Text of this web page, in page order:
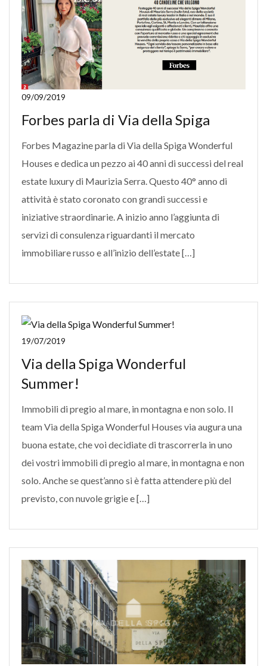
09/09/2019
Forbes parla di Via della Spiga
Forbes Magazine parla di Via della Spiga Wonderful
Houses e dedica un pezzo ai 40 anni di successi del real
estate luxury di Maurizia Serra. Questo 40° anno di
attività è stato coronato con grandi successi e
iniziative straordinarie. A inizio anno l’aggiunta di
servizi di consulenza riguardanti il mercato
immobiliare russo e all’inizio dell’estate […]
19/07/2019
Via della Spiga Wonderful
Summer!
Immobili di pregio al mare, in montagna e non solo. Il
team Via della Spiga Wonderful Houses via augura una
buona estate, che voi decidiate di trascorrerla in uno
dei vostri immobili di pregio al mare, in montagna e non
solo. Anche se quest’anno si è fatta attendere più del
previsto, con nuvole grigie e […]